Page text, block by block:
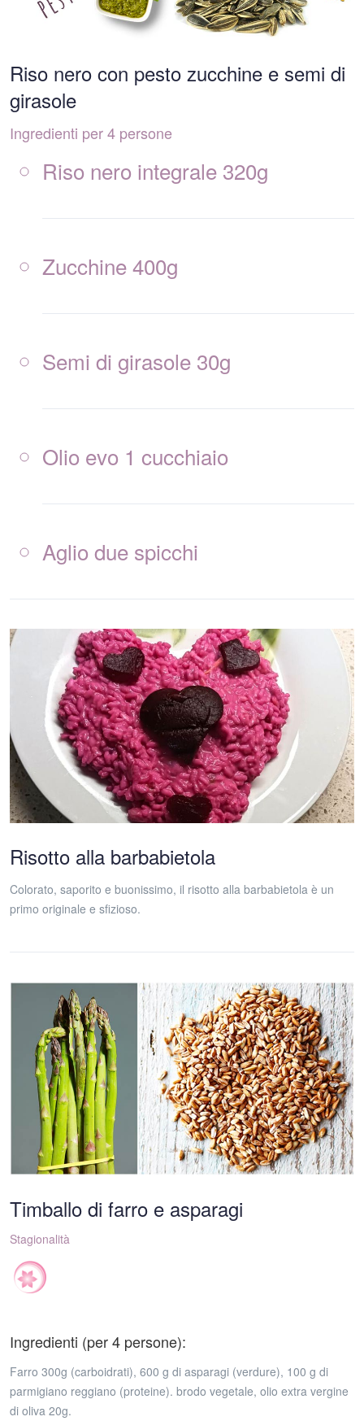
Riso nero con pesto zucchine e semi di
girasole
Ingredienti per 4 persone
Riso nero integrale 320g
Zucchine 400g
Semi di girasole 30g
Olio evo 1 cucchiaio
Aglio due spicchi
Risotto alla barbabietola
Colorato, saporito e buonissimo, il risotto alla barbabietola è un
primo originale e sfizioso.
Timballo di farro e asparagi
Stagionalità
Ingredienti (per 4 persone):
Farro 300g (carboidrati), 600 g di asparagi (verdure), 100 g di
parmigiano reggiano (proteine). brodo vegetale, olio extra vergine
di oliva 20g.